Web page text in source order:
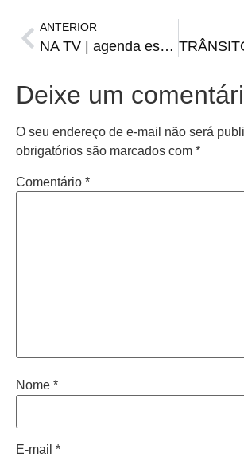
ANTERIOR
NA TV | agenda esportiva de sexta-feira, 03 de março
Deixe um
O seu endereço de e-mail não será
obrigatórios são marcados com *
Comentário *
Nome *
E-mail *